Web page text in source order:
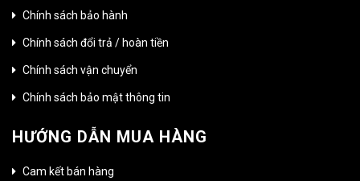
Chính sách bảo hành
Chính sách đổi trả / hoàn tiền
Chính sách vận chuyển
Chính sách bảo mật thông tin
HƯỚNG DẪN MUA HÀNG
Cam kết bán hàng